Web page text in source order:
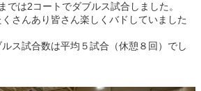
では2コートでダブルス試合しました。
さんあり皆さん楽しくバドしていました
ス試合数は平均５試合（休憩８回）でし